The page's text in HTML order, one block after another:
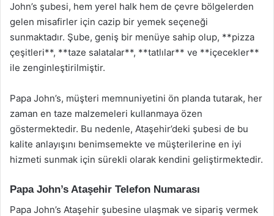
John’s şubesi, hem yerel halk hem de çevre bölgelerden
gelen misafirler için cazip bir yemek seçeneği
sunmaktadır. Şube, geniş bir menüye sahip olup, **pizza
çeşitleri**, **taze salatalar**, **tatlılar** ve **içecekler**
ile zenginleştirilmiştir.
Papa John’s, müşteri memnuniyetini ön planda tutarak, her
zaman en taze malzemeleri kullanmaya özen
göstermektedir. Bu nedenle, Ataşehir’deki şubesi de bu
kalite anlayışını benimsemekte ve müşterilerine en iyi
hizmeti sunmak için sürekli olarak kendini geliştirmektedir.
Papa John’s Ataşehir Telefon Numarası
Papa John’s Ataşehir şubesine ulaşmak ve sipariş vermek